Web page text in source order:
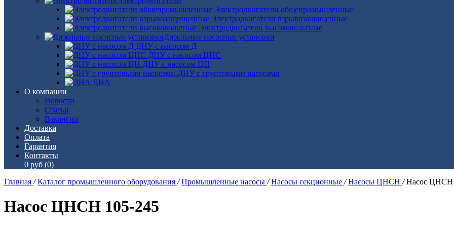
Электродвигатели общепромышленные
Электродвигатели взрывозащищенные
Электродвигатели высоковольтные
Дизельные насосные установки
ДНУ с насосом Д
ДНУ с насосом ЦНС
ДНУ с насосом ЦН
ДНУ с грунтовыми насосами
ДНА
О компании
Новости
Статьи
Вакансии
Доставка
Оплата
Гарантия
Контакты
0 руб (0)
Главная / Каталог промышленного оборудования / Промышленные насосы / Насосы секционные / Насосы ЦНСН / Насос ЦНСН
Насос ЦНСН 105-245